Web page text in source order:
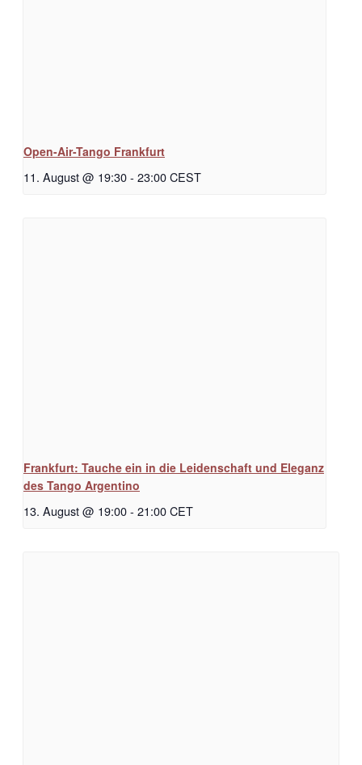
Open-Air-Tango Frankfurt
11. August @ 19:30- 23:00CEST
Frankfurt: Tauche ein in die Leidenschaft und Eleganz
des Tango Argentino
13. August @ 19:00- 21:00CET